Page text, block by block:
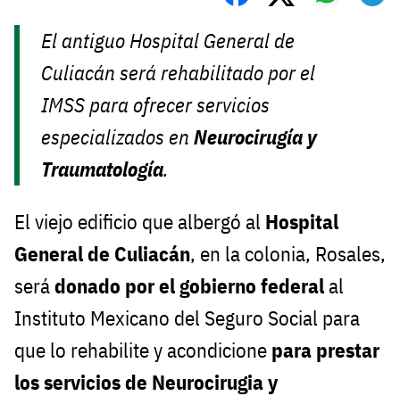
El antiguo Hospital General de
Culiacán será rehabilitado por el
IMSS para ofrecer servicios
especializados enNeurocirugía y
Traumatología.
El viejo edificio que albergó al Hospital
General de Culiacán, en la colonia, Rosales,
serádonado por el gobierno federal al
Instituto Mexicano del Seguro Social para
que lo rehabilite y acondicione para prestar
los servicios de Neurocirugia y